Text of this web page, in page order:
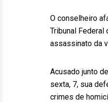
O conselheiro
Tribunal Federal
assassinato da
Acusado junto
sexta, 7, sua
crimes de